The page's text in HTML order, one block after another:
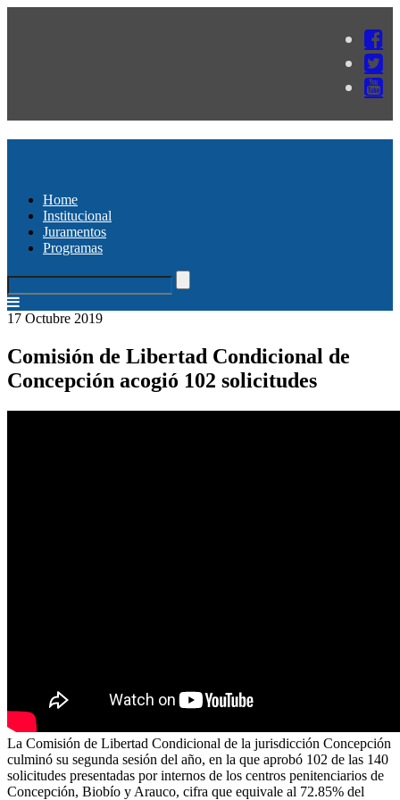
Home
Institucional
Juramentos
Programas
17 Octubre 2019
Comisión de Libertad Condicional de
Concepción acogió 102 solicitudes
La Comisión de Libertad Condicional de la jurisdicción Concepción
culminó su segunda sesión del año, en la que aprobó 102 de las 140
solicitudes presentadas por internos de los centros penitenciarios de
Concepción, Biobío y Arauco, cifra que equivale al 72.85% del